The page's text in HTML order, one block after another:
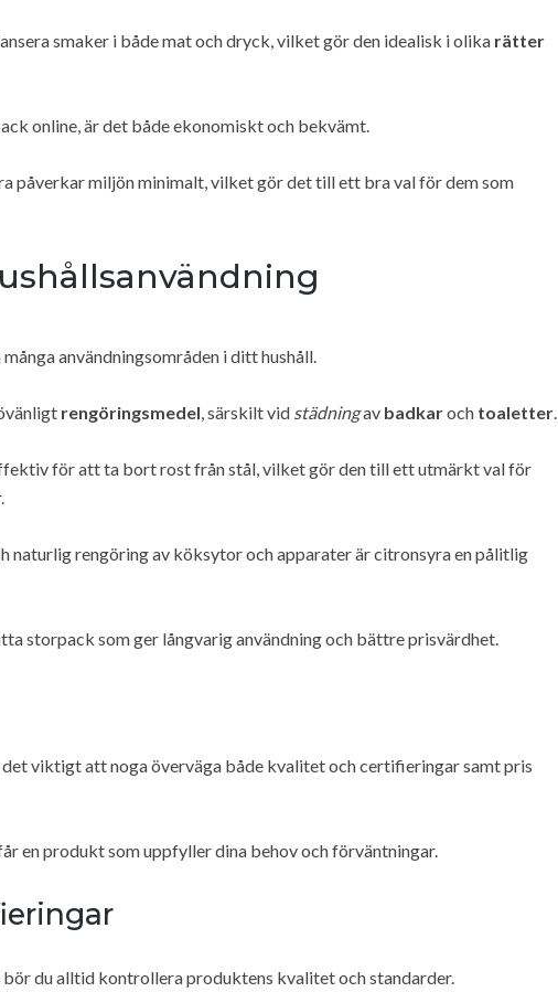
smaker i både mat och dryck, vilket gör den idealisk i olika rätter
online, är det både ekonomiskt och bekvämt.
påverkar miljön minimalt, vilket gör det till ett bra val för dem som
användningsområden i ditt hushåll.
rengöringsmedel , särskilt vid städningav badkaroch toaletter
för att ta bort rost från stål, vilket gör den till ett utmärkt val för
naturlig rengöring av köksytor och apparater är citronsyra en pålitlig
storpack som ger långvarig användning och bättre prisvärdhet.
viktigt att noga överväga både kvalitet och certifieringar samt pris
en produkt som uppfyller dina behov och förväntningar.
du alltid kontrollera produktens kvalitet och standarder.